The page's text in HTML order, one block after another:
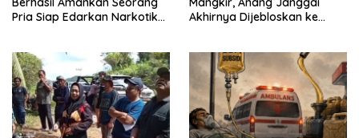
Pria Siap Edarkan Narkotika
Akhirnya Dijebloskan ke